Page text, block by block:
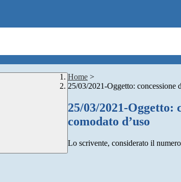
Home >
25/03/2021-Oggetto:
25/03/2021-Oggetto:
comodato d’uso
Lo scrivente, considerato il